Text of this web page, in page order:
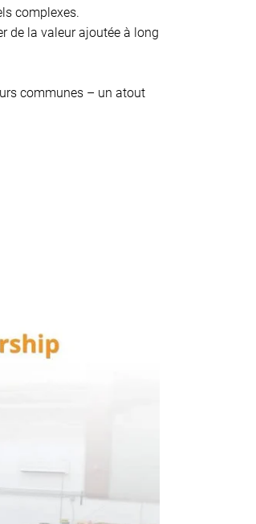
complexes.
de la valeur ajoutée à long
communes – un atout